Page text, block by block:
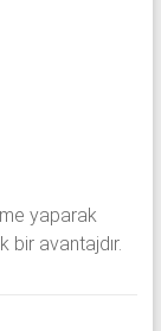
yaparak
bir avantajdır.